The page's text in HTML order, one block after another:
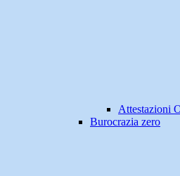
Attestazioni
Burocrazia zero